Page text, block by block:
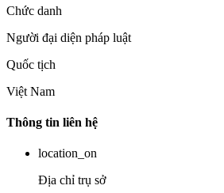
Chức danh
Người đại diện pháp luật
Quốc tịch
Việt Nam
Thông tin liên hệ
location_on
Địa chỉ trụ sở